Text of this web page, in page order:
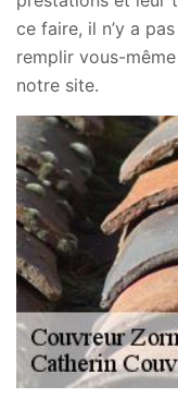
ce faire, il n’y a
remplir vous-
notre site.